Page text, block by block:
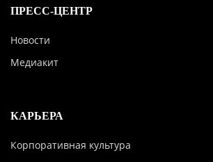
ПРЕСС-ЦЕНТР
Новости
Медиакит
КАРЬЕРА
Корпоративная культура